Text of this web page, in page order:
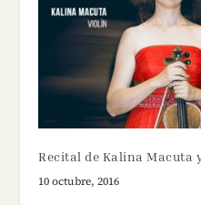
Recital de Kalina Macuta
10 octubre, 2016